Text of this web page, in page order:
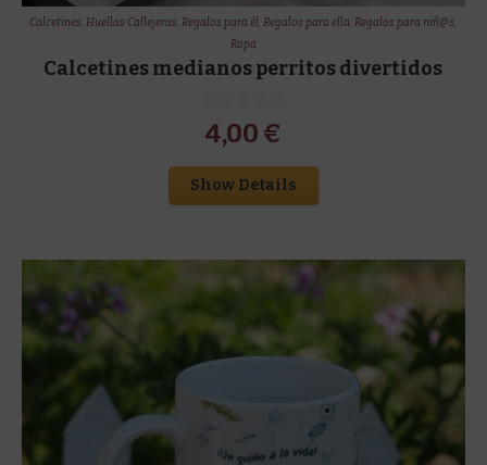
Calcetines,Huellas Callejeras,Regalos para él,Regalos para ella,Regalos para niñ@s,
Ropa
Calcetines medianos perritos divertidos
4,00 €
Show Details